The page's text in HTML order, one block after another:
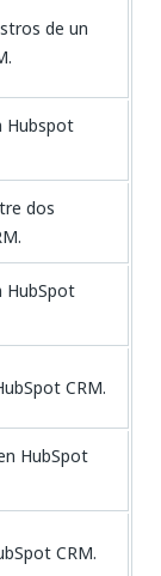
de un
Hubspot
dos
HubSpot
CRM.
HubSpot
CRM.